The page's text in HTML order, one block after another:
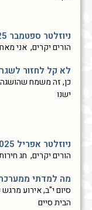
ניוזלטר ספטמבר 2025
הורים יקרים, אני
לא קל לחזור
כן, זה משמח
ישנו
ניוזלטר אפריל 2025
הורים יקרים, חג
מה למדתי ממערכת
סיום י"ב, אירוע
הבית סיים